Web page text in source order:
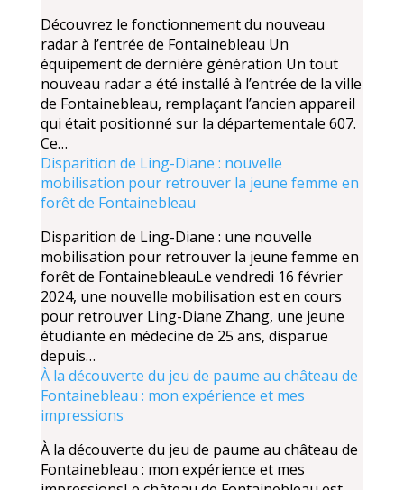
Découvrez le fonctionnement du nouveau
radar à l’entrée de Fontainebleau Un
équipement de dernière génération Un tout
nouveau radar a été installé à l’entrée de la ville
de Fontainebleau, remplaçant l’ancien appareil
qui était positionné sur la départementale 607.
Ce…
Disparition de Ling-Diane : nouvelle
mobilisation pour retrouver la jeune femme en
forêt de Fontainebleau
Disparition de Ling-Diane : une nouvelle
mobilisation pour retrouver la jeune femme en
forêt de FontainebleauLe vendredi 16 février
2024, une nouvelle mobilisation est en cours
pour retrouver Ling-Diane Zhang, une jeune
étudiante en médecine de 25 ans, disparue
depuis…
À la découverte du jeu de paume au château de
Fontainebleau : mon expérience et mes
impressions
À la découverte du jeu de paume au château de
Fontainebleau : mon expérience et mes